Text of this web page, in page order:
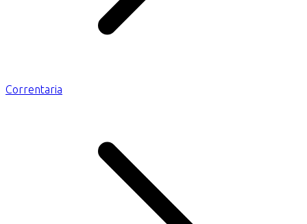
Correntaria